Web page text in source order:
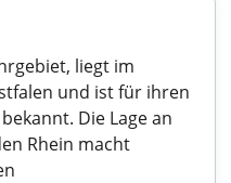
liegt im
und ist für ihren
Die Lage an
Rhein macht